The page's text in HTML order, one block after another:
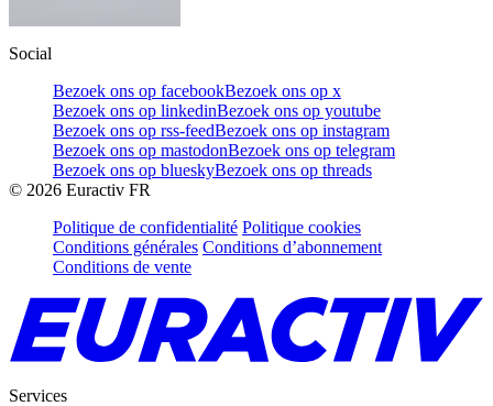
Social
Bezoek ons op facebookBezoek ons op x
Bezoek ons op linkedinBezoek ons op youtube
Bezoek ons op rss-feedBezoek ons op instagram
Bezoek ons op mastodonBezoek ons op telegram
Bezoek ons op blueskyBezoek ons op threads
© 2026 Euractiv FR
Politique de confidentialité Politique cookies
Conditions générales Conditions d’abonnement
Conditions de vente
Services